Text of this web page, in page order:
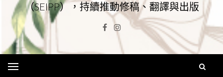
（SEIPP），持續推動修稿、翻譯與出版
Facebook
Instagram